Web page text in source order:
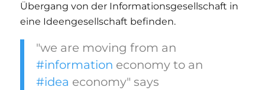
Übergang von der Informationsgesellschaft in
eine Ideengesellschaft befinden.
"we are moving from an
#information economy to an
#idea economy" says